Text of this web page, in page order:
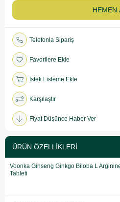
Telefonla Sipariş
Favorilere Ekle
İstek Listeme Ekle
Karşılaştır
Fiyat Düşünce Haber Ver
ÜRÜN ÖZELLIKLERI
Voonka Ginseng Ginkgo Biloba L
Tableti